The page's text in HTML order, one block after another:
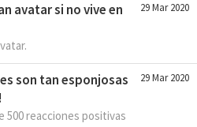
29 Mar 2020
avatar si no vive en
29 Mar 2020
son tan esponjosas
500 reacciones positivas